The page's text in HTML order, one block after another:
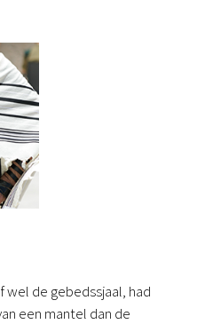
wel de gebedssjaal, had
een mantel dan de